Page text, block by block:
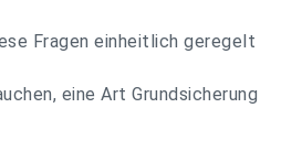
Fragen einheitlich geregelt
eine Art Grundsicherung